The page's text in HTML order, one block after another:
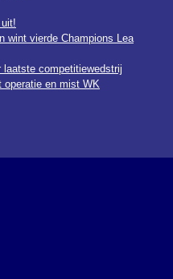
wint vierde Champions Lea
laatste competitiewedstrij
operatie en mist WK